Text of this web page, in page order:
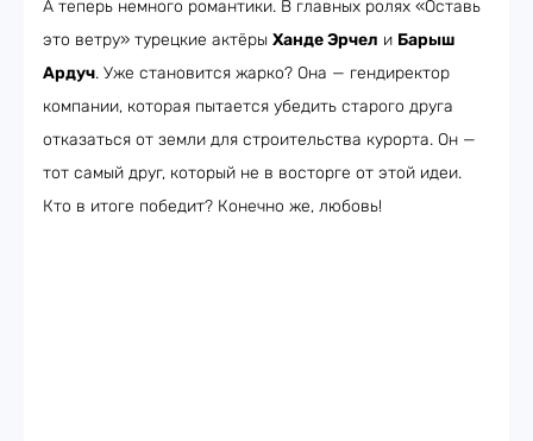
А теперь немного романтики. В главных ролях «Оставь
это ветру» турецкие актёры Ханде Эрчел и Барыш
Ардуч. Уже становится жарко? Она — гендиректор
компании, которая пытается убедить старого друга
отказаться от земли для строительства курорта. Он —
тот самый друг, который не в восторге от этой идеи.
Кто в итоге победит? Конечно же, любовь!